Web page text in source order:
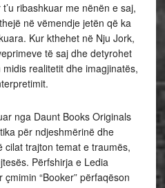
ribashkuar me nënën e saj,
në vëmendje jetën që ka
Kur kthehet në Nju Jork,
të saj dhe detyrohet
realitetit dhe imagjinatës,
nga Daunt Books Originals
për ndjeshmërinë dhe
cilat trajton temat e traumës,
Përfshirja e Ledia
“Booker” përfaqëson